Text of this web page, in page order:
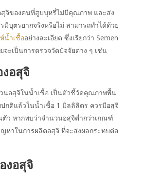
สุจิของคนที่สูบบุหรี่ไม่มีคุณภาพ และส่ง
มีบุตรยากจริงหรือไม่ สามารถทำได้ด้วย
น้ำเชื้ออย่างละเอียด ซึ่งเรียกว่า Semen
จะเป็นการตรวจวัดปัจจัยต่าง ๆ เช่น
อสุจิ
นอสุจิในน้ำเชื้อ เป็นตัวชี้วัดคุณภาพพื้น
กติแล้วในน้ำเชื้อ 1 มิลลิลิตร ควรมีอสุจิ
ตัว หากพบว่าจำนวนอสุจิต่ำกว่าเกณฑ์
หาในการผลิตอสุจิ ที่จะส่งผลกระทบต่อ
งอสุจิ